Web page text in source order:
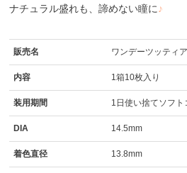
ナチュラル盛れも、諦めない瞳に♪
販売名 ワンデーツッティ
内容 1箱10枚入り
装用期間 1日使い捨てソフ
DIA 14.5mm
着色直径 13.8mm